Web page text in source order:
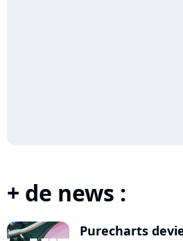
+ de news :
Purecharts